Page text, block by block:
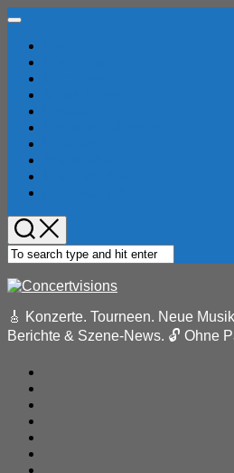
Skip
content
Expand
🎸 Konzerte. Tourneen. Neue
Berichte & Szene-News. 🔓 Ohne